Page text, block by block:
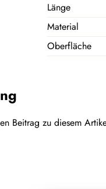
Länge
Material
Oberfläche
Beitrag zu diesem